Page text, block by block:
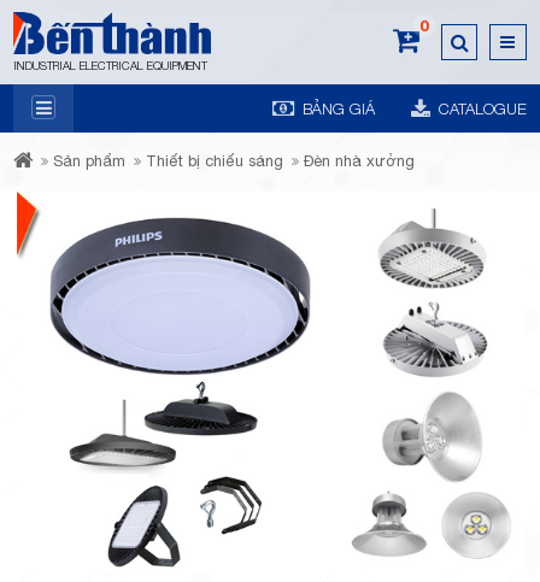
INDUSTRIAL ELECTRICAL EQUIPMENT
0
BẢNG GIÁ CATALOGUE
7A
Trương
Sản phẩm Thiết bị chiếu sáng Đèn nhà xưởng